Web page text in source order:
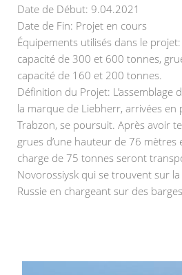
Date de Début: 9.04.2021
Date de Fin: Projet en cours
Équipements utilisés dans le
capacité de 300 et 600 tonnes,
capacité de 160 et 200 tonnes.
Définition du Projet: L’assemblage
la marque de Liebherr, arrivées en
Trabzon, se poursuit. Après avoir
grues d’une hauteur de 76 mètres
charge de 75 tonnes seront
Novorossiysk qui se trouvent sur
Russie en chargeant sur des